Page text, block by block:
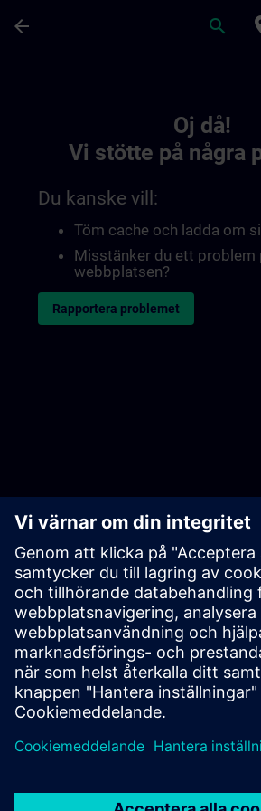
arrow_back search
Oj då!
Vi stötte på några
Du kanske vill:
Töm cache och ladda om
Misstänker du ett problem
webbplatsen?
Rapportera problemet